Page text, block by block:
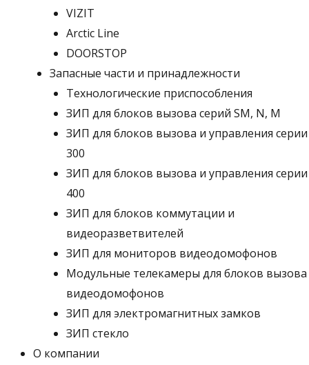
VIZIT
Arctic Line
DOORSTOP
Запасные части и принадлежности
Технологические приспособления
ЗИП для блоков вызова серий SM, N, M
ЗИП для блоков вызова и управления серии
300
ЗИП для блоков вызова и управления серии
400
ЗИП для блоков коммутации и
видеоразветвителей
ЗИП для мониторов видеодомофонов
Модульные телекамеры для блоков вызова
видеодомофонов
ЗИП для электромагнитных замков
ЗИП стекло
О компании